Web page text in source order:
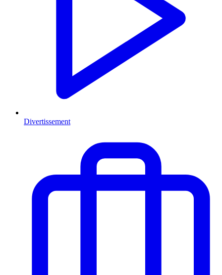
Divertissement